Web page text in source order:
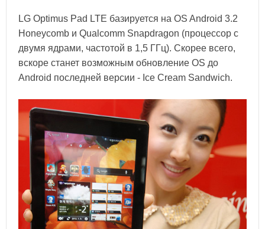
LG Optimus Pad LTE базируется на OS Android 3.2
Honeycomb и Qualcomm Snapdragon (процессор с
двумя ядрами, частотой в 1,5 ГГц). Скорее всего,
вскоре станет возможным обновление OS до
Android последней версии - Ice Cream Sandwich.